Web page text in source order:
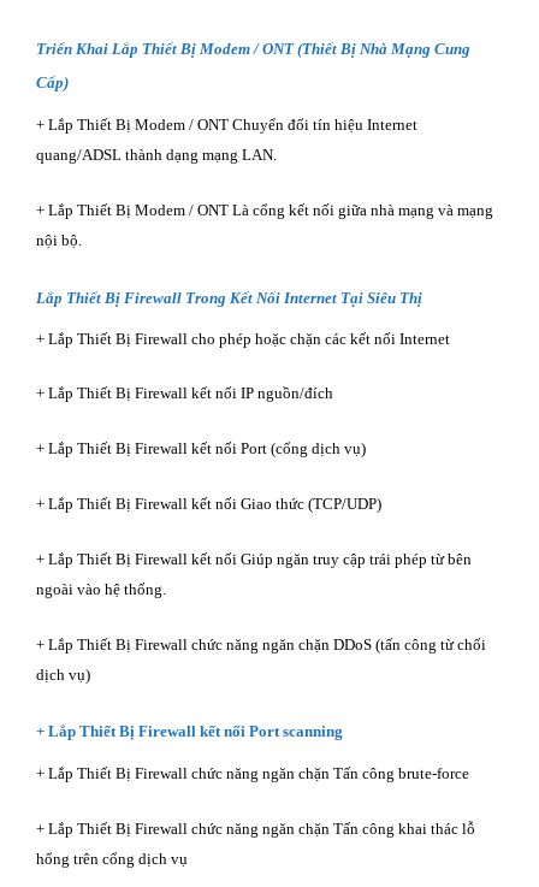
Triển Khai Lắp Thiết Bị Modem / ONT (Thiết Bị Nhà Mạng Cung
Cấp)
+ Lắp Thiết Bị Modem / ONT Chuyển đổi tín hiệu Internet
quang/ADSL thành dạng mạng LAN.
+ Lắp Thiết Bị Modem / ONT Là cổng kết nối giữa nhà mạng và mạng
nội bộ.
Lắp Thiết Bị Firewall Trong Kết Nối Internet Tại Siêu Thị
+ Lắp Thiết Bị Firewall cho phép hoặc chặn các kết nối Internet
+ Lắp Thiết Bị Firewall kết nối IP nguồn/đích
+ Lắp Thiết Bị Firewall kết nối Port (cổng dịch vụ)
+ Lắp Thiết Bị Firewall kết nối Giao thức (TCP/UDP)
+ Lắp Thiết Bị Firewall kết nối Giúp ngăn truy cập trái phép từ bên
ngoài vào hệ thống.
+ Lắp Thiết Bị Firewall chức năng ngăn chặn DDoS (tấn công từ chối
dịch vụ)
+ Lắp Thiết Bị Firewall kết nối Port scanning
+ Lắp Thiết Bị Firewall chức năng ngăn chặn Tấn công brute-force
+ Lắp Thiết Bị Firewall chức năng ngăn chặn Tấn công khai thác lỗ
hổng trên cổng dịch vụ